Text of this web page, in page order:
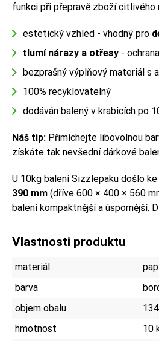
funkci při přepravě zboží citlivého
estetický vzhled - vhodný pro
tlumí nárazy a otřesy -
bezprašný výplňový materiál s
100% recyklovatelný
dodáván balený v krabicích po
Náš tip: Přimíchejte libovolnou
získáte tak nevšední dárkové
U 10kg balení Sizzlepaku došlo
390 mm (dříve 600 × 400 × 560
balení kompaktnější a úspornější.
Vlastnosti produktu
materiál
barva
objem obalu
hmotnost
10